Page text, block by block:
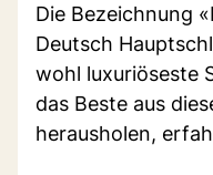
Die Bezeichnung
Deutsch
wohl luxuriöseste
das Beste aus
herausholen,